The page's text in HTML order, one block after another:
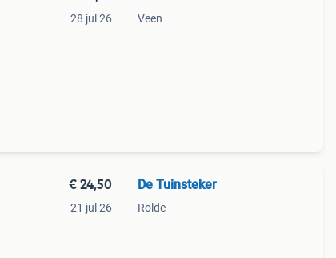
28 jul 26 Veen
€ 24,50
21 jul 26
De Tuinsteker
Rolde